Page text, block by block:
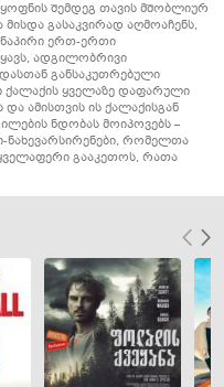
შემდეგ თავის მშობლიურ
გასაკვირად აღმოაჩენს,
ერთ-ერთი
ადგილობრივი
განსაკუთრებული
ქალაქის ყველაზე დაფარული
ამისთვის ის ქალაქისგან
ნდობას მოიპოვებს –
ნახევარსირენები, რომელთა
გააკეთოს, რათა